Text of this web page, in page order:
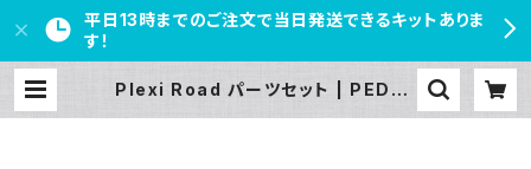
平日13時までのご注文で当日発送できるキットありま
す！
Plexi Road パーツセット | PEDAL